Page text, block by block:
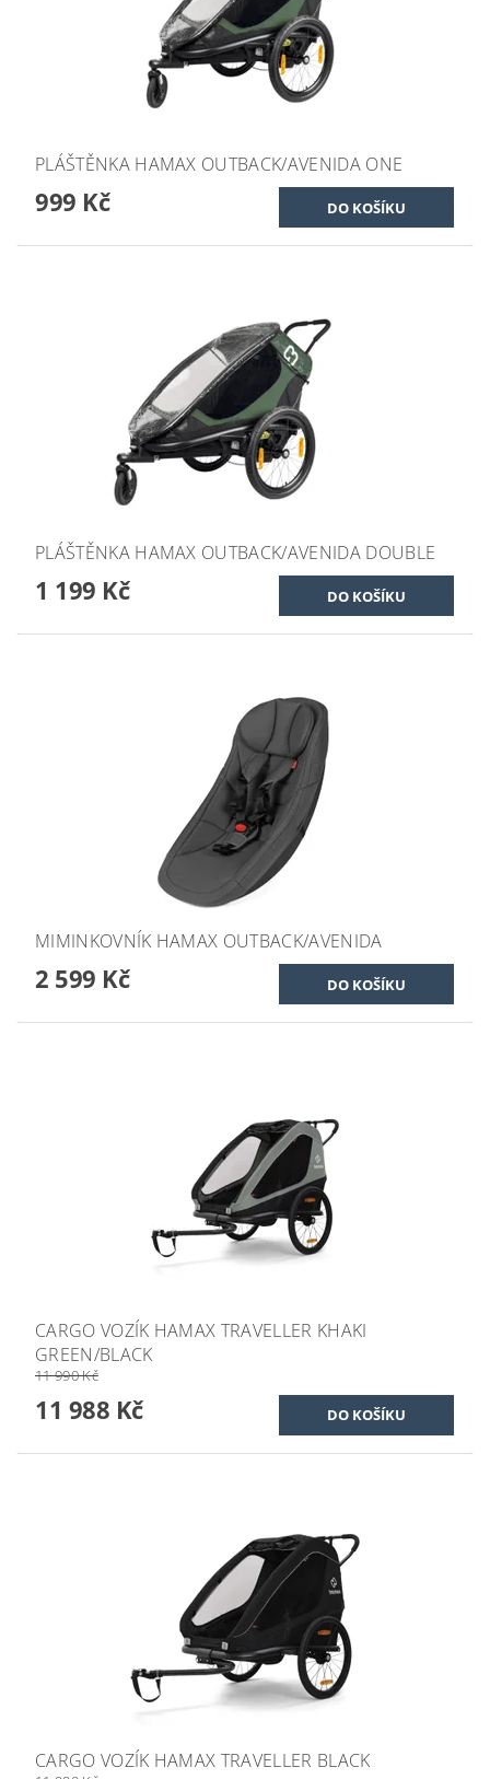
PLÁŠTĚNKA HAMAX OUTBACK/AVENIDA ONE
999 Kč
PLÁŠTĚNKA HAMAX OUTBACK/AVENIDA DOUBLE
1 199 Kč
MIMINKOVNÍK HAMAX OUTBACK/AVENIDA
2 599 Kč
CARGO VOZÍK HAMAX TRAVELLER KHAKI
GREEN/BLACK
11 990 Kč
11 988 Kč
CARGO VOZÍK HAMAX TRAVELLER BLACK